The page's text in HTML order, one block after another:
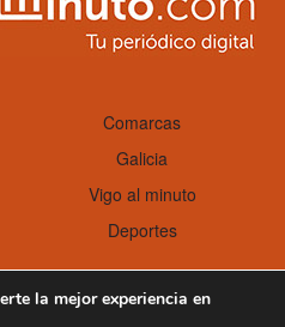
Comarcas
Galicia
Vigo al minuto
Deportes
la mejor experiencia en